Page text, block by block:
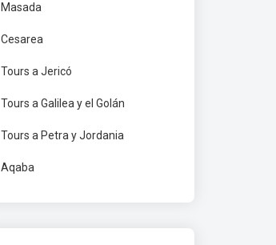
Masada
Cesarea
Tours a Jericó
Tours a Galilea y el Golán
Tours a Petra y Jordania
Aqaba